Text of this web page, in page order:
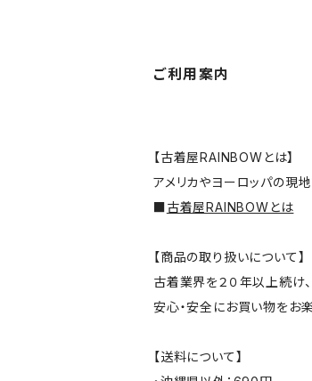
ご利用案内
【古着屋RAINBOWとは】
アメリカやヨーロッパの現
■古着屋RAINBOWとは
【商品の取り扱いについて】
古着業界を２０年以上続け
安心・安全にお買い物をお
【送料について】